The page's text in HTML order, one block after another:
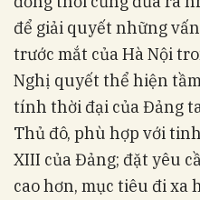
để giải quyết những
trước mắt của Hà Nội
Nghị quyết thể hiện
tính thời đại của Đảng
Thủ đô, phù hợp với
XIII của Đảng; đặt yêu
cao hơn, mục tiêu đi xa